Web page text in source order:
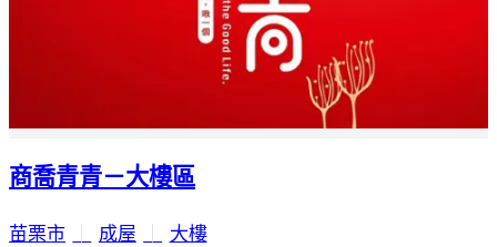
商喬青青－大樓區
苗栗市 成屋 大樓